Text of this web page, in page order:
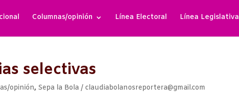
Columnas/opinión Línea Electoral Línea Legislativa
selectivas
opinión, Sepa la Bola / claudiabolanosreportera@gmail.com